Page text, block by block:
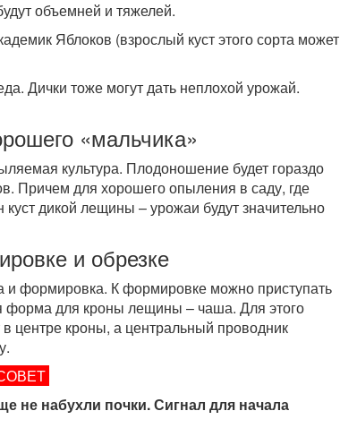
объемней и тяжелей.
Яблоков (взрослый куст этого сорта может
Дички тоже могут дать неплохой урожай.
«мальчика»
культура. Плодоношение будет гораздо
Причем для хорошего опыления в саду, где
дикой лещины – урожаи будут значительно
и обрезке
и формировка. К формировке можно приступать
форма для кроны лещины – чаша. Для этого
центре кроны, а центральный проводник
не набухли почки. Сигнал для начала